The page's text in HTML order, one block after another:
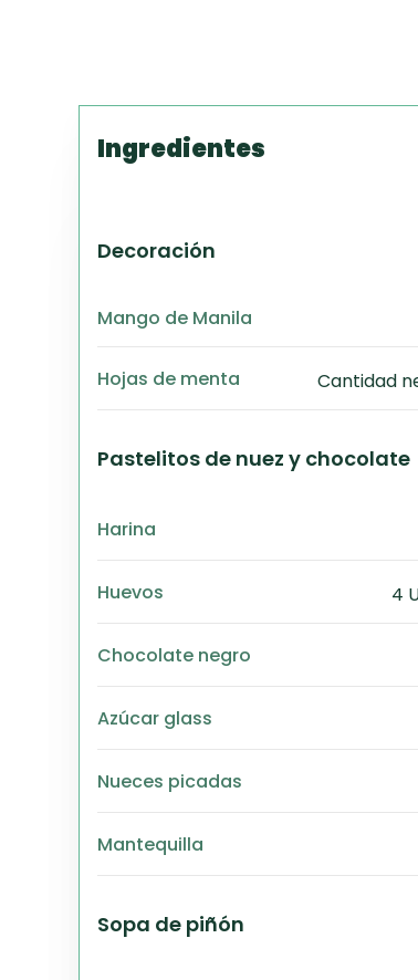
Ingredientes
Decoración
Mango de Manila
Hojas de menta Cantidad
Pastelitos de nuez y chocolate
Harina
Huevos 4
Chocolate negro
Azúcar glass
Nueces picadas
Mantequilla
Sopa de piñón